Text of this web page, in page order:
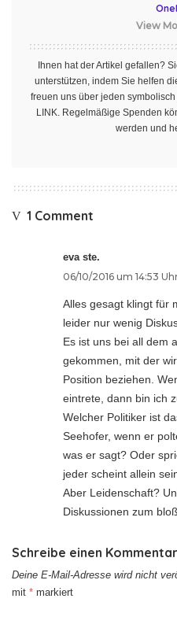
View
Ihnen hat der Artikel gefallen?
unterstützen, indem Sie helfen
freuen uns über jeden
LINK. Regelmäßige Spenden
werden und
1 Comment
eva ste.
06/10/2016 um 14:53
Alles gesagt klingt für
leider nur wenig
Es ist uns bei all dem
gekommen, mit der
Position beziehen.
eintrete, dann bin ich
Welcher Politiker ist
Seehofer, wenn er
was er sagt? Oder
jeder scheint allein
Aber Leidenschaft?
Diskussionen zum
Schreibe einen Kommentar
Deine E-Mail-Adresse wird nicht
mit * markiert